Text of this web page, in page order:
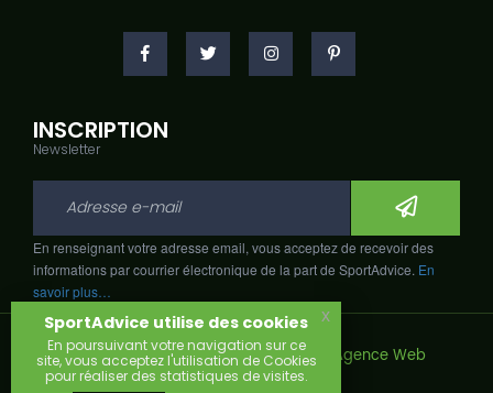
INSCRIPTION
Newsletter
En renseignant votre adresse email, vous acceptez de recevoir des
informations par courrier électronique de la part de SportAdvice. En
savoir plus…
Copyright © 2026, Développé avec par
Agence Web
Narobaz.
SportAdvice utilise des cookies
En poursuivant votre navigation sur ce
site, vous acceptez l'utilisation de Cookies
pour réaliser des statistiques de visites.
x